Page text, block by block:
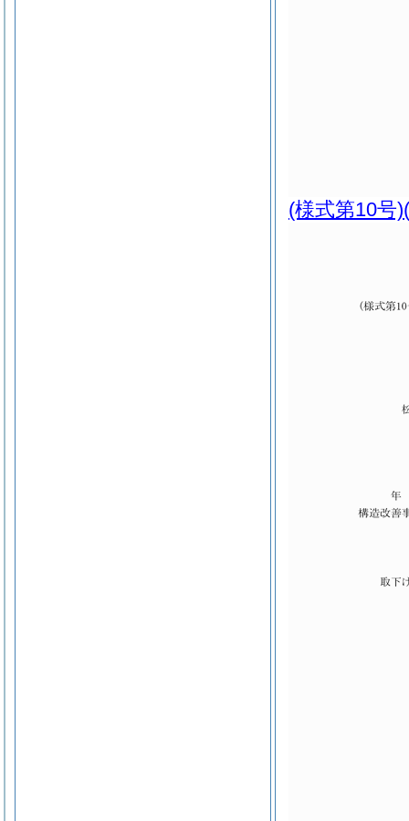
(様式第10号)